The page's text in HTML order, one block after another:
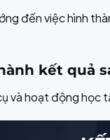
đến việc hình
kết quả
và hoạt động học